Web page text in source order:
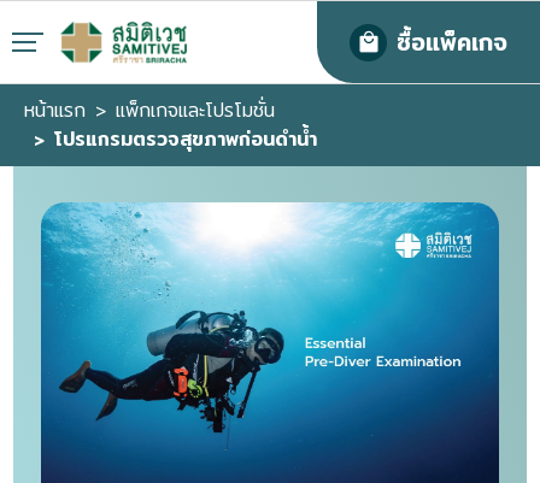
ซื้อแพ็คเกจ
หน้าแรก
แพ็กเกจและโปรโมชั่น
โปรแกรมตรวจสุขภาพก่อนดำน้ำ